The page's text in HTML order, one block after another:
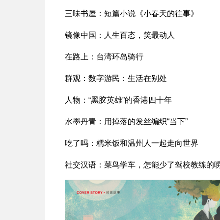
三味书屋：短篇小说《小春天的往事》
镜像中国：人生百态，笑最动人
在路上：台湾环岛骑行
群观：数字游民：生活在别处
人物：“黑胶英雄”的香港四十年
水墨丹青：用掉落的发丝编织“当下”
吃了吗：糯米饭和温州人一起走向世界
社交汉语：菜鸟学车，怎能少了驾校教练的